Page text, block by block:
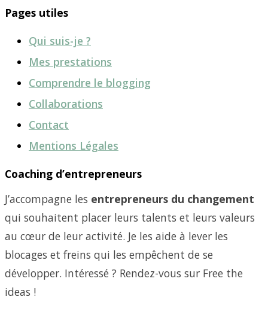
Pages utiles
Qui suis-je ?
Mes prestations
Comprendre le blogging
Collaborations
Contact
Mentions Légales
Coaching d’entrepreneurs
J’accompagne les entrepreneurs du changement
qui souhaitent placer leurs talents et leurs valeurs
au cœur de leur activité. Je les aide à lever les
blocages et freins qui les empêchent de se
développer. Intéressé ? Rendez-vous sur Free the
ideas !